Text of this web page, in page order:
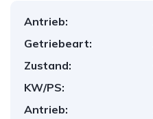
Antrieb:
Getriebeart:
Zustand:
KW/PS:
Antrieb: